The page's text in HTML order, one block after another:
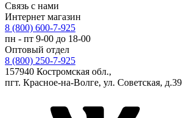
Связь с нами
Интернет магазин
8 (800) 600-7-925
пн - пт 9-00 до 18-00
Оптовый отдел
8 (800) 250-7-925
157940 Костромская обл.,
пгт. Красное-на-Волге, ул. Советская, д.39